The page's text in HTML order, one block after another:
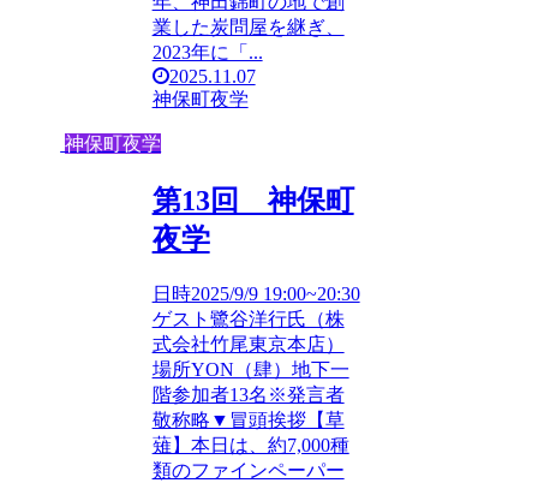
業した炭問屋を継ぎ、
2023年に「...
2025.11.07
神保町夜学
神保町夜学
第13回 神保町
夜学
日時2025/9/9 19:00~20:30
ゲスト鷺谷洋行氏（株
式会社竹尾東京本店）
場所YON（肆）地下一
階参加者13名※発言者
敬称略▼冒頭挨拶【草
薙】本日は、約7,000種
類のファインペーパー